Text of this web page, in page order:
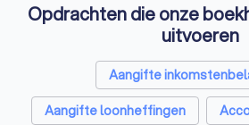
Opdrachten die onze
uitvoeren
Aangifte
Aangifte loonheffingen